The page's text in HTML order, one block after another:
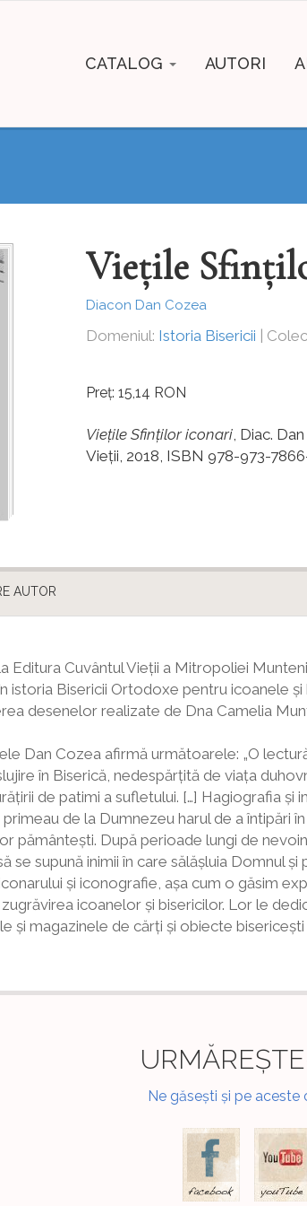
CATALOG AUTORI
Viețile
Diacon Dan Cozea
Domeniul: Istoria Bisericii |
Preț: 15,14 RON
Viețile Sfinților iconari , Diac.
Vieţii, 2018, ISBN 978-973-
AUTOR
Editura Cuvântul Vieții a Mitropoliei
istoria Bisericii Ortodoxe pentru icoanele
desenelor realizate de Dna Camelia
Dan Cozea afirmă următoarele: „O
în Biserică, nedespărțită de viața
de patimi a sufletului. […] Hagiografia
de la Dumnezeu harul de a întipări
pământești. După perioade lungi de
se supună inimii în care sălășluia Domnul
și iconografie, așa cum o găsim
icoanelor și bisericilor. Lor le
și magazinele de cărți și obiecte
Ne găsești și pe aceste